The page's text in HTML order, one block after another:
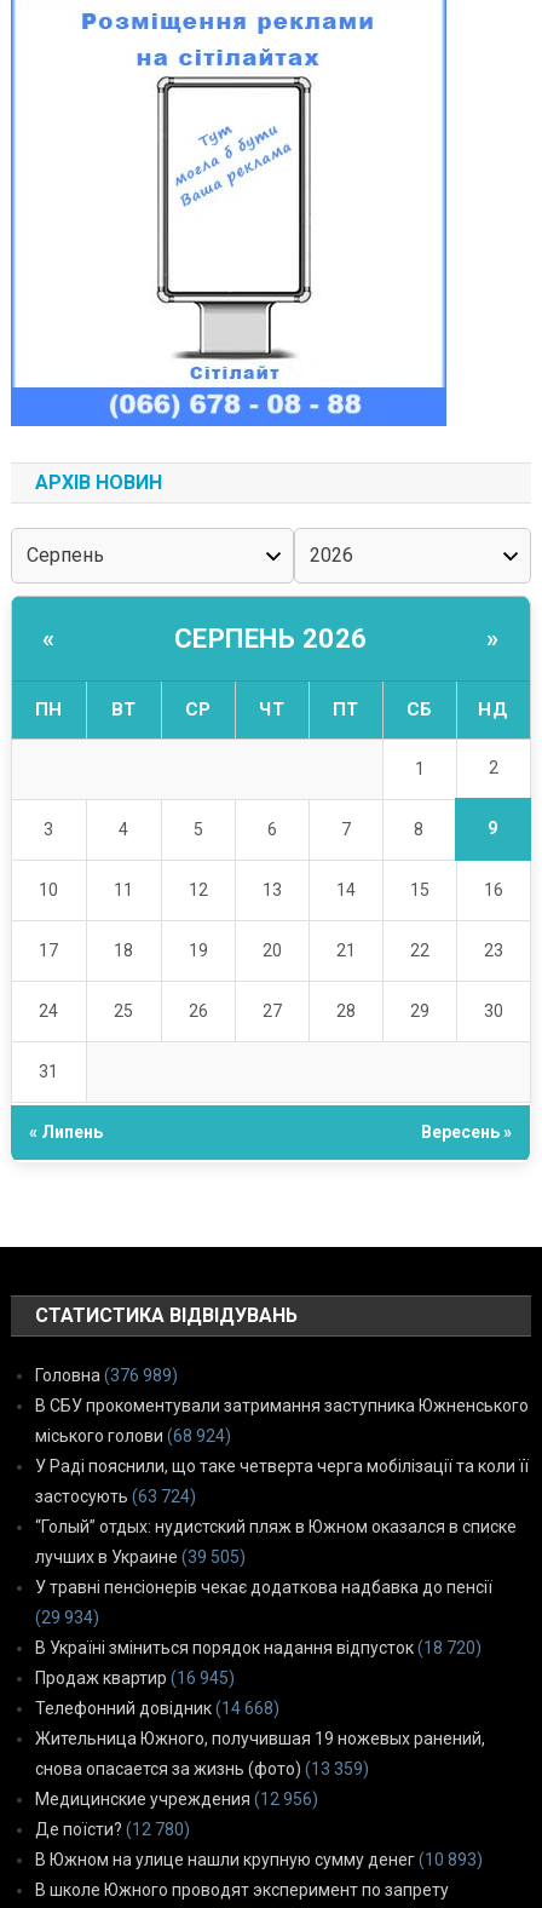
АРХІВ НОВИН
« СЕРПЕНЬ 2026 »
ПН ВТ СР ЧТ ПТ СБ НД
1 2
3 4 5 6 7 8 9
10 11 12 13 14 15 16
17 18 19 20 21 22 23
24 25 26 27 28 29 30
31
« Липень Вересень »
СТАТИСТИКА ВІДВІДУВАНЬ
Головна (376 989)
В СБУ прокоментували затримання заступника Южненського
міського голови (68 924)
У Раді пояснили, що таке четверта черга мобілізації та коли її
застосують (63 724)
“Голый” отдых: нудистский пляж в Южном оказался в списке
лучших в Украине (39 505)
У травні пенсіонерів чекає додаткова надбавка до пенсії
(29 934)
В Україні зміниться порядок надання відпусток(18 720)
Продаж квартир (16 945)
Телефонний довідник(14 668)
Жительница Южного, получившая 19 ножевых ранений,
снова опасается за жизнь (фото) (13 359)
Медицинские учреждения (12 956)
Де поїсти? (12 780)
В Южном на улице нашли крупную сумму денег(10 893)
В школе Южного проводят эксперимент по запрету